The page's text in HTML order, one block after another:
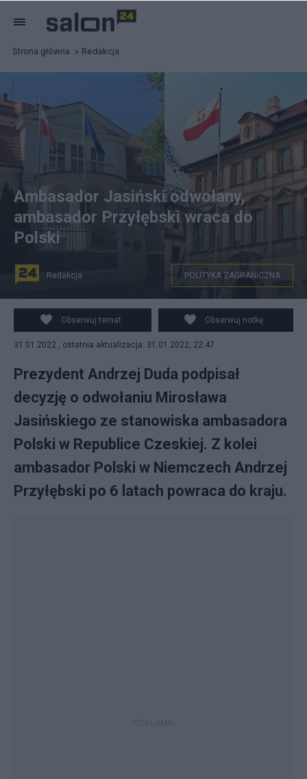
Strona główna Redakcja
Z lewej budynek ambasady Polski w Berlinie, z prawej w
Pradze.
Ambasador Jasiński odwołany,
ambasador Przyłębski wraca do
Polski
Redakcja POLITYKA ZAGRANICZNA
Obserwuj temat Obserwuj notkę
31.01.2022 , ostatnia aktualizacja: 31.01.2022, 22:47
Prezydent Andrzej Duda podpisał
decyzję o odwołaniu Mirosława
Jasińskiego ze stanowiska ambasadora
Polski w Republice Czeskiej. Z kolei
ambasador Polski w Niemczech Andrzej
Przyłębski po 6 latach powraca do kraju.